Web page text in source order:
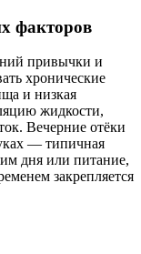
факторов
привычки и
хронические
и низкая
жидкости,
Вечерние отёки
— типичная
дня или питание,
закрепляется